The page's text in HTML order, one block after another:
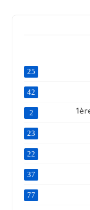
25
42
2
23
22
37
77